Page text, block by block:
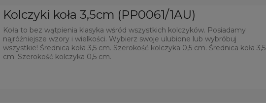
Kolczyki koła 3,5cm (PP0061/1AU)
Koła to bez wątpienia klasyka wśród wszystkich kolczyków. Posiadamy
najróżniejsze wzory i wielkości. Wybierz swoje ulubione lub wybróbuj
wszystkie! Średnica koła 3,5 cm. Szerokość kolczyka 0,5 cm. Średnica koła 3,5
cm. Szerokość kolczyka 0,5 cm.